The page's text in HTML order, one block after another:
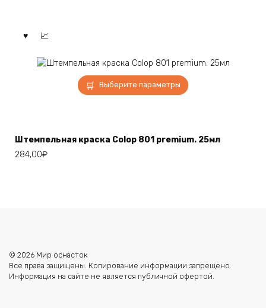
Выберите параметры
Этот
товар
Опции
Штемпельная краска Colop 801 premium. 25мл
284,00₽
© 2026 Мир оснасток
Все права защищены. Копирование информации запрещено.
Информация на сайте не является публичной офертой.